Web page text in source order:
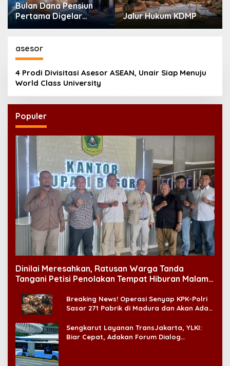
Bulan Dana Pensiun
Pertama Digelar
September, Industri
Pensiun Berkelanjutan
Jalur Hukum KDMP
asesor
4 Prodi Divisitasi Asesor ASEAN, Unair Siap Menuju
World Class University
Populer
Dinilai Meresahkan, Ratusan Warga Tanda
Tangani Petisi Penolakan Tempat Hiburan Malam
Breaking News! Operasi Senyap KPK-Polri
Sasar 271 Pabrik di Madura dan Akan Ada
Sengkarut Layanan TransJakarta, YLKI:
Biar Cepat, Adakan Forum Dialog